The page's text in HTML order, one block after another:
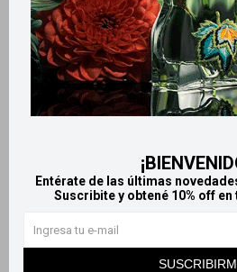
Entérate de las últimas
Suscribite y obtené 10% off